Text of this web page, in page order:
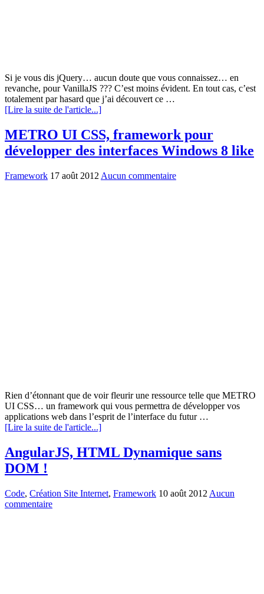
Si je vous dis jQuery… aucun doute que vous connaissez… en
revanche, pour VanillaJS ??? C’est moins évident. En tout cas, c’est
totalement par hasard que j’ai découvert ce …
[Lire la suite de l'article...]
METRO UI CSS, framework pour
développer des interfaces Windows 8 like
Framework 17 août 2012 Aucun commentaire
Rien d’étonnant que de voir fleurir une ressource telle que METRO
UI CSS… un framework qui vous permettra de développer vos
applications web dans l’esprit de l’interface du futur …
[Lire la suite de l'article...]
AngularJS, HTML Dynamique sans
DOM !
Code, Création Site Internet, Framework 10 août 2012 Aucun
commentaire